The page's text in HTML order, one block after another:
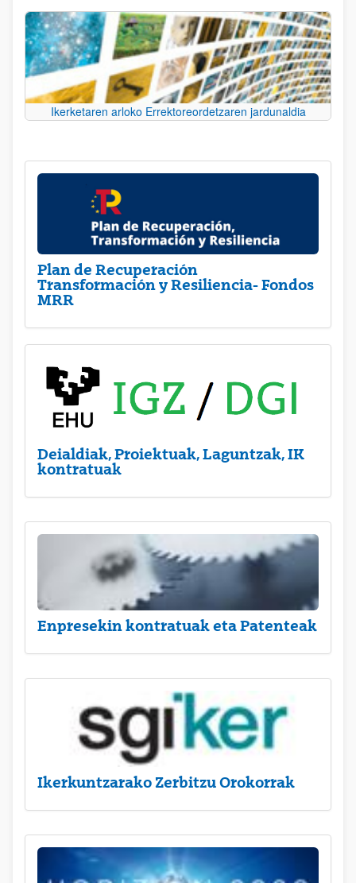
Ikerketaren arloko Errektoreordetzaren jardunaldia
Plan de Recuperación
Transformación y Resiliencia- Fondos
MRR
Deialdiak, Proiektuak, Laguntzak, IK
kontratuak
Enpresekin kontratuak eta Patenteak
Ikerkuntzarako Zerbitzu Orokorrak